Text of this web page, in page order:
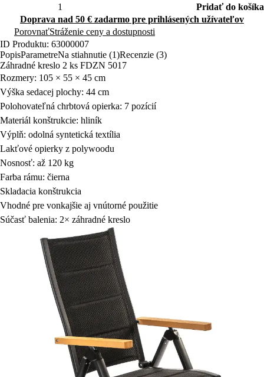
Pridať do košíka
Doprava nad 50 € zadarmo pre prihlásených užívateľov
PorovnaťStráženie ceny a dostupnosti
ID Produktu: 63000007
PopisParametreNa stiahnutie (1)Recenzie (3)
Záhradné kreslo 2 ks FDZN 5017
Rozmery: 105 × 55 × 45 cm
Výška sedacej plochy: 44 cm
Polohovateľná chrbtová opierka: 7 pozícií
Materiál konštrukcie: hliník
Výplň: odolná syntetická textília
Lakťové opierky z polywoodu
Nosnosť: až 120 kg
Farba rámu: čierna
Skladacia konštrukcia
Vhodné pre vonkajšie aj vnútorné použitie
Súčasť balenia: 2× záhradné kreslo